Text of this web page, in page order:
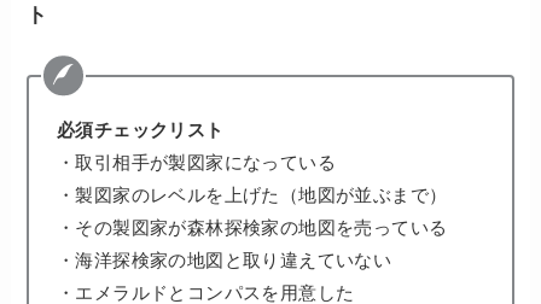
ト
必須チェックリスト
・取引相手が製図家になっている
・製図家のレベルを上げた（地図が並ぶまで）
・その製図家が森林探検家の地図を売っている
・海洋探検家の地図と取り違えていない
・エメラルドとコンパスを用意した